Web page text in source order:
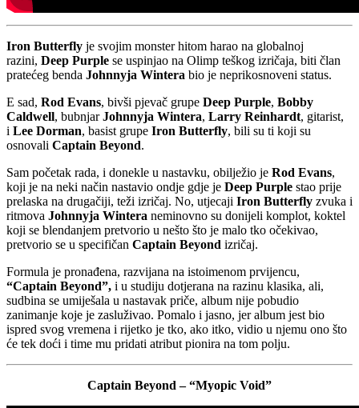
Iron Butterfly je svojim monster hitom harao na globalnoj
razini, Deep Purple se uspinjao na Olimp teškog izričaja, biti član
pratećeg benda Johnnyja Wintera bio je neprikosnoveni status.
E sad, Rod Evans, bivši pjevač grupe Deep Purple, Bobby
Caldwell, bubnjarJohnnyja Wintera, Larry Reinhardt, gitarist,
i Lee Dorman, basist grupe Iron Butterfly, bili su ti koji su
osnovali Captain Beyond.
Sam početak rada, i donekle u nastavku, obilježio je Rod Evans,
koji je na neki način nastavio ondje gdje je Deep Purple stao prije
prelaska na drugačiji, teži izričaj. No, utjecaji Iron Butterfly zvuka i
ritmova Johnnyja Wintera neminovno su donijeli komplot, koktel
koji se blendanjem pretvorio u nešto što je malo tko očekivao,
pretvorio se u specifičan Captain Beyond izričaj.
Formula je pronađena, razvijana na istoimenom prvijencu,
“Captain Beyond”, i u studiju dotjerana na razinu klasika, ali,
sudbina se umiješala u nastavak priče, album nije pobudio
zanimanje koje je zasluživao. Pomalo i jasno, jer album jest bio
ispred svog vremena i rijetko je tko, ako itko, vidio u njemu ono što
će tek doći i time mu pridati atribut pionira na tom polju.
Captain Beyond – “Myopic Void”